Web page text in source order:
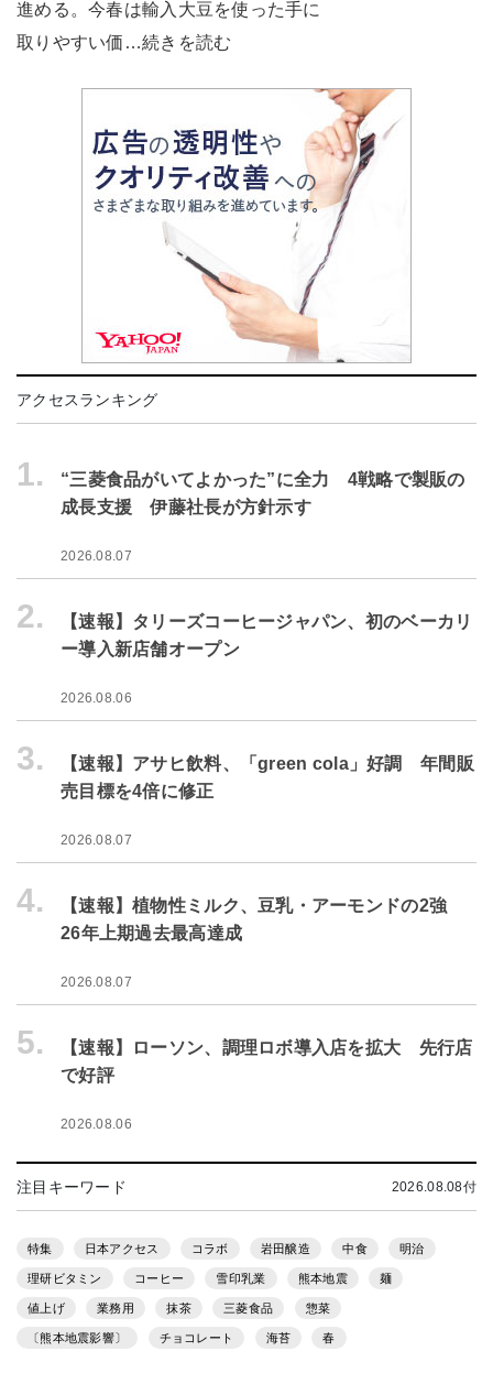
進める。今春は輸入大豆を使った手に
取りやすい価…続きを読む
アクセスランキング
1.
“三菱食品がいてよかった”に全力 4戦略で製販の
成長支援 伊藤社長が方針示す
2026.08.07
2.
【速報】タリーズコーヒージャパン、初のベーカリ
ー導入新店舗オープン
2026.08.06
3.
【速報】アサヒ飲料、「green cola」好調 年間販
売目標を4倍に修正
2026.08.07
4.
【速報】植物性ミルク、豆乳・アーモンドの2強
26年上期過去最高達成
2026.08.07
5.
【速報】ローソン、調理ロボ導入店を拡大 先行店
で好評
2026.08.06
注目キーワード 2026.08.08付
特集 日本アクセス コラボ 岩田醸造 中食 明治
理研ビタミン コーヒー 雪印乳業 熊本地震 麺
値上げ 業務用 抹茶 三菱食品 惣菜
〔熊本地震影響〕 チョコレート 海苔 春